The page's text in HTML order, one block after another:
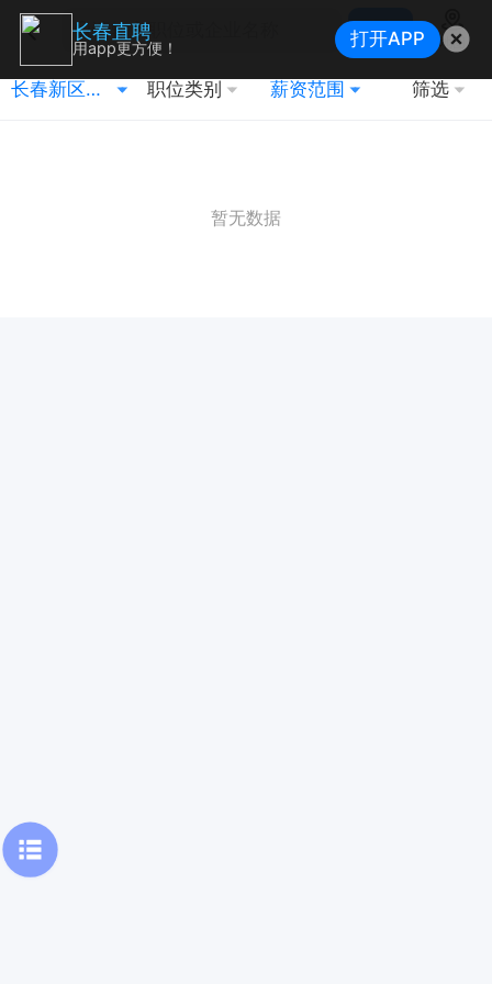
搜索
地图
长春新区（北湖） 职位类别 薪资范围 筛选
暂无数据
长春直聘
用app更方便！ 打开APP